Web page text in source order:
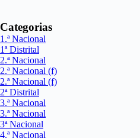
Categorias
1.ª Nacional
1ª Distrital
2.ª Nacional
2.ª Nacional (f)
2.ª Nacional (f)
2ª Distrital
3.ª Nacional
3.ª Nacional
3ª Nacional
4.ª Nacional